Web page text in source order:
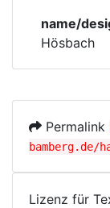
Historic
name/
Hösbach
Permalink
bamberg.de/
Lizenz für